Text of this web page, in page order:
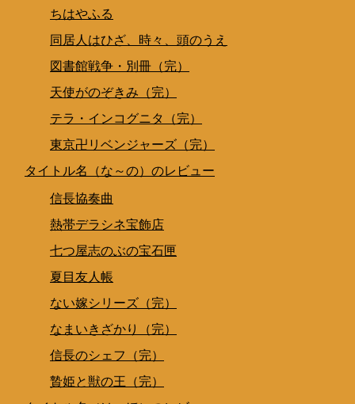
ちはやふる
同居人はひざ、時々、頭のうえ
図書館戦争・別冊（完）
天使がのぞきみ（完）
テラ・インコグニタ（完）
東京卍リベンジャーズ（完）
タイトル名（な～の）のレビュー
信長協奏曲
熱帯デラシネ宝飾店
七つ屋志のぶの宝石匣
夏目友人帳
ない嫁シリーズ（完）
なまいきざかり（完）
信長のシェフ（完）
贄姫と獣の王（完）